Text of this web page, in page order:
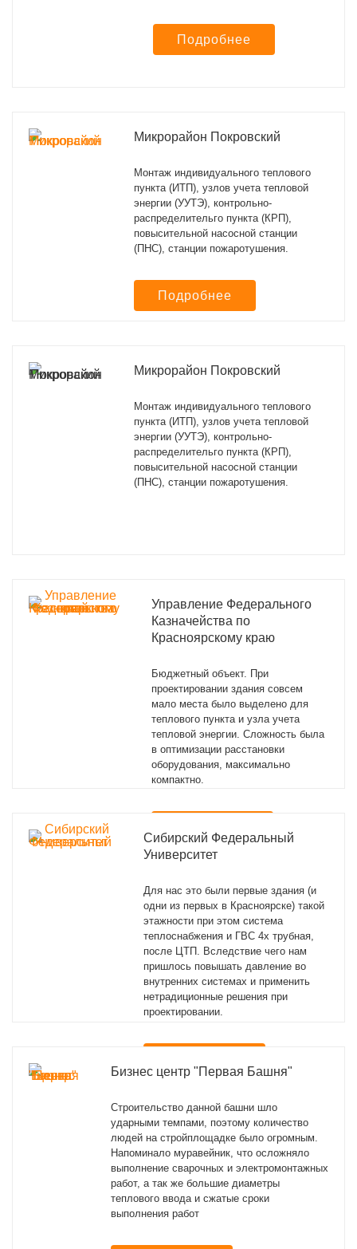
Подробнее
Микрорайон Покровский
Монтаж индивидуального теплового
пункта (ИТП), узлов учета тепловой
энергии (УУТЭ), контрольно-
распределительго пункта (КРП),
повысительной насосной станции
(ПНС), станции пожаротушения.
Подробнее
Микрорайон Покровский
Монтаж индивидуального теплового
пункта (ИТП), узлов учета тепловой
энергии (УУТЭ), контрольно-
распределительго пункта (КРП),
повысительной насосной станции
(ПНС), станции пожаротушения.
Управление Федерального
Казначейства по
Красноярскому краю
Бюджетный объект. При
проектировании здания совсем
мало места было выделено для
теплового пункта и узла учета
тепловой энергии. Сложность была
в оптимизации расстановки
оборудования, максимально
компактно.
Сибирский Федеральный
Университет
Для нас это были первые здания (и
одни из первых в Красноярске) такой
этажности при этом система
теплоснабжения и ГВС 4х трубная,
после ЦТП. Вследствие чего нам
пришлось повышать давление во
внутренних системах и применить
нетрадиционные решения при
проектировании.
Бизнес центр "Первая Башня"
Строительство данной башни шло
ударными темпами, поэтому количество
людей на стройплощадке было огромным.
Напоминало муравейник, что осложняло
выполнение сварочных и электромонтажных
работ, а так же большие диаметры
теплового ввода и сжатые сроки
выполнения работ